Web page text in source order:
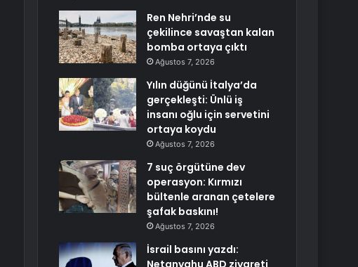
Ren Nehri’nde su
çekilince savaştan kalan
bomba ortaya çıktı
Ağustos 7, 2026
Yılın düğünü İtalya’da
gerçekleşti: Ünlü iş
insanı oğlu için servetini
ortaya koydu
Ağustos 7, 2026
7 suç örgütüne dev
operasyon: Kırmızı
bültenle aranan çetelere
şafak baskını!
Ağustos 7, 2026
İsrail basını yazdı:
Netanyahu ABD ziyareti